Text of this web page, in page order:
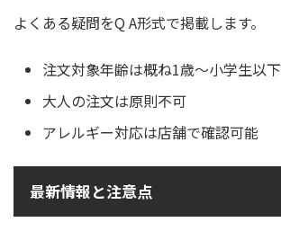
よくある疑問をQ A形式で掲載します。
注文対象年齢は概ね1歳〜小学生以下
大人の注文は原則不可
アレルギー対応は店舗で確認可能
最新情報と注意点